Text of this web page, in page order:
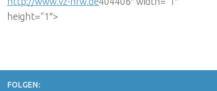
height=“1″>
FOLGEN: